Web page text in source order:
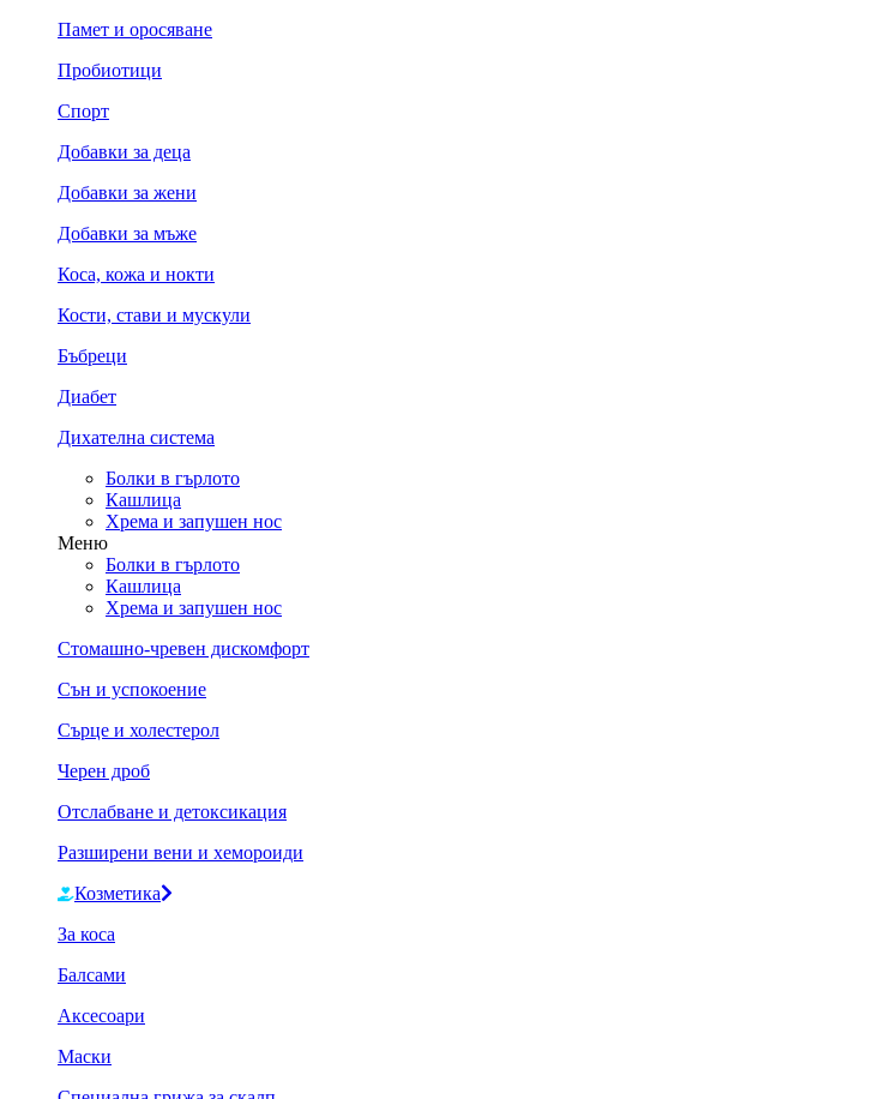
Памет и оросяване
Пробиотици
Спорт
Добавки за деца
Добавки за жени
Добавки за мъже
Коса, кожа и нокти
Кости, стави и мускули
Бъбреци
Диабет
Дихателна система
Болки в гърлото
Кашлица
Хрема и запушен нос
Меню
Болки в гърлото
Кашлица
Хрема и запушен нос
Стомашно-чревен дискомфорт
Сън и успокоение
Сърце и холестерол
Черен дроб
Отслабване и детоксикация
Разширени вени и хемороиди
Козметика
За коса
Балсами
Аксесоари
Маски